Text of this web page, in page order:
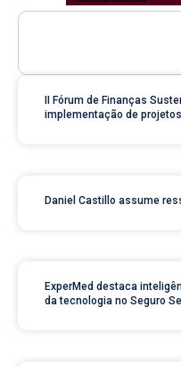
II Fórum de Finanças
implementação de
Daniel Castillo assume
ExperMed destaca
da tecnologia no Seguro